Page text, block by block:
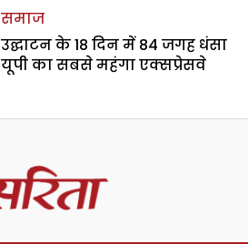
समाज
उद्घाटन के 18 दिन में 84 जगह धंसा
यूपी का सबसे महंगा एक्सप्रेसवे